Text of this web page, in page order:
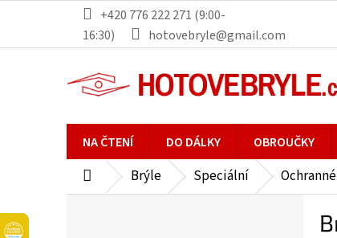
obsah
+420 776 222 271 (9:00-
16:30)
hotovebryle@gmail.com
NA ČTENÍ DO DÁLKY OBROUČKY
DomůBrýle Speciální Ochranné